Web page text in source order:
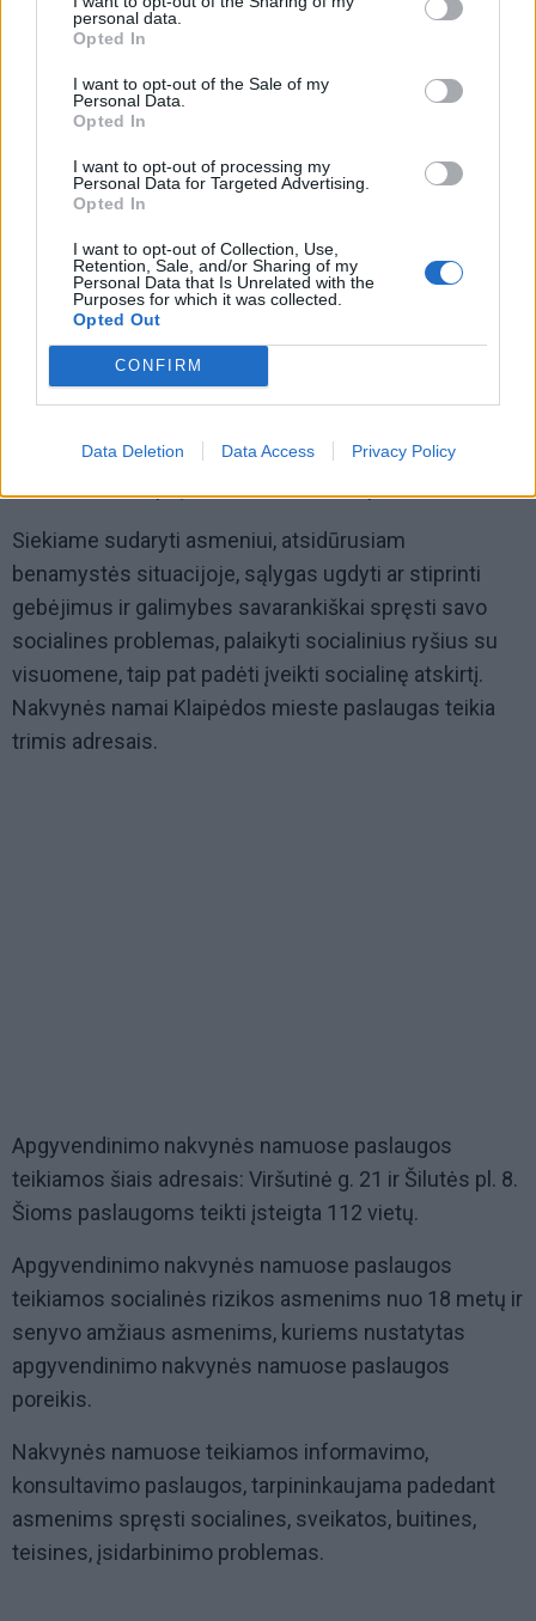
personal data.
Opted In
I want to opt-out of the Sale of my
Personal Data.
Opted In
I want to opt-out of processing my
Personal Data for Targeted Advertising.
Opted In
I want to opt-out of Collection, Use,
Retention, Sale, and/or Sharing of my
Personal Data that Is Unrelated with the
Purposes for which it was collected.
Opted Out
CONFIRM
Data Deletion Data Access Privacy Policy
Nakvynės namų tikslas - padėti Klaipėdos miesto
gyventojams benamystės atvejais, organizuojant
dalyvavimu darbo rinkoje, stiprinant motyvaciją
Siekiame sudaryti asmeniui, atsidūrusiam
benamystės situacijoje, sąlygas ugdyti ar stiprinti
gebėjimus ir galimybes savarankiškai spręsti savo
socialines problemas, palaikyti socialinius ryšius su
visuomene, taip pat padėti įveikti socialinę atskirtį.
Nakvynės namai Klaipėdos mieste paslaugas teikia
trimis adresais.
Apgyvendinimo nakvynės namuose paslaugos
teikiamos šiais adresais: Viršutinė g. 21 ir Šilutės pl. 8.
Šioms paslaugoms teikti įsteigta 112 vietų.
Apgyvendinimo nakvynės namuose paslaugos
teikiamos socialinės rizikos asmenims nuo 18 metų ir
senyvo amžiaus asmenims, kuriems nustatytas
apgyvendinimo nakvynės namuose paslaugos
poreikis.
Nakvynės namuose teikiamos informavimo,
konsultavimo paslaugos, tarpininkaujama padedant
asmenims spręsti socialines, sveikatos, buitines,
teisines, įsidarbinimo problemas.